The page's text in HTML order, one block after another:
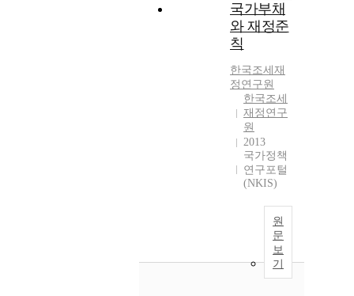
국가부채
와 재정준
칙
한국조세재
정연구원
한국조세
재정연구
원
2013
국가정책
연구포털
(NKIS)
원
문
보
기